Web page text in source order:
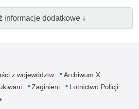
informacje dodatkowe ↓
z województw
Archiwum X
Zaginieni
Lotnictwo Policji